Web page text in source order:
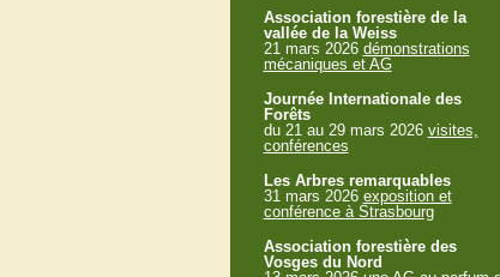
Association forestière de la
vallée de la Weiss
21 mars 2026 démonstrations
mécaniques et AG
Journée Internationale des
Forêts
du 21 au 29 mars 2026 visites,
conférences
Les Arbres remarquables
31 mars 2026 exposition et
conférence à Strasbourg
Association forestière des
Vosges du Nord